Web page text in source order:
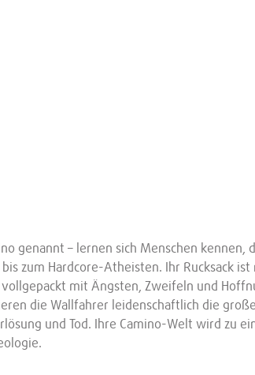
genannt – lernen sich Menschen
zum Hardcore-Atheisten. Ihr Rucksack
mit Ängsten, Zweifeln und
die Wallfahrer leidenschaftlich die
und Tod. Ihre Camino-Welt wird zu